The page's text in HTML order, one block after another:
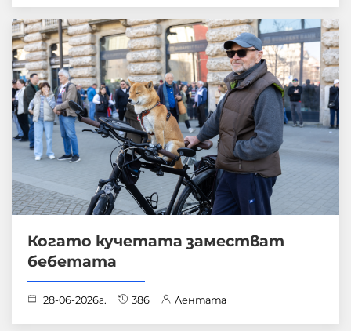
Когато кучетата заместват
бебетата
28-06-2026г. 386 Лентата